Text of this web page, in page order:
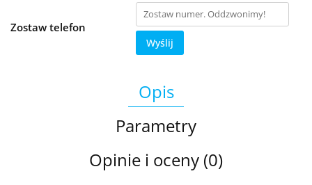
Zostaw telefon
Wyślij
Opis
Parametry
Opinie i oceny (0)